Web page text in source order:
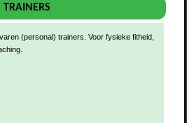
TRAINERS
(personal) trainers. Voor fysieke fitheid,